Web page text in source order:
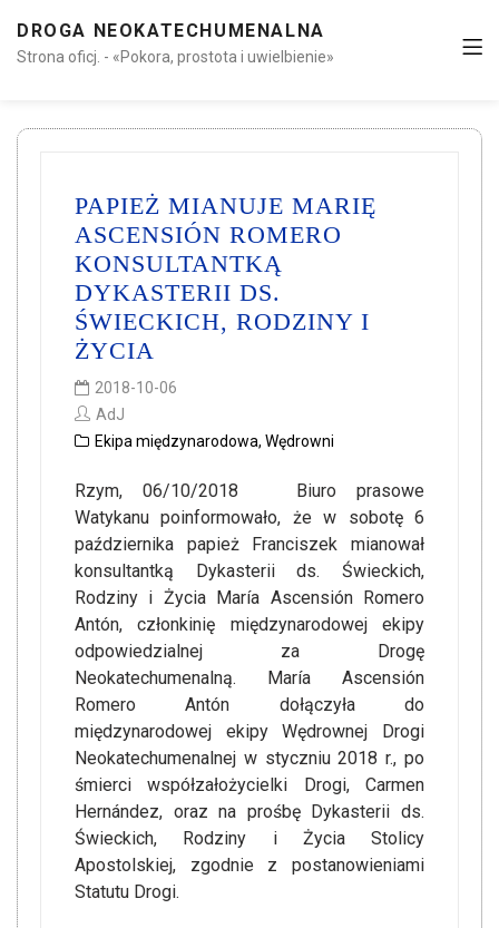
DROGA NEOKATECHUMENALNA
Strona oficj. - «Pokora, prostota i uwielbienie»
PAPIEŻ MIANUJE MARIĘ
ASCENSIÓN ROMERO
KONSULTANTKĄ
DYKASTERII DS.
ŚWIECKICH, RODZINY I
ŻYCIA
2018-10-06
AdJ
Ekipa międzynarodowa, Wędrowni
Rzym, 06/10/2018 Biuro prasowe
Watykanu poinformowało, że w sobotę 6
października papież Franciszek mianował
konsultantką Dykasterii ds. Świeckich,
Rodziny i Życia María Ascensión Romero
Antón, członkinię międzynarodowej ekipy
odpowiedzialnej za Drogę
Neokatechumenalną. María Ascensión
Romero Antón dołączyła do
międzynarodowej ekipy Wędrownej Drogi
Neokatechumenalnej w styczniu 2018 r., po
śmierci współzałożycielki Drogi, Carmen
Hernández, oraz na prośbę Dykasterii ds.
Świeckich, Rodziny i Życia Stolicy
Apostolskiej, zgodnie z postanowieniami
Statutu Drogi.